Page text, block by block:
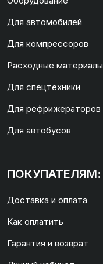
Для автомобилей
Для компрессоров
Расходные материалы
Для спецтехники
Для рефрижераторов
Для автобусов
ПОКУПАТЕЛЯМ:
Доставка и оплата
Как оплатить
Гарантия и возврат